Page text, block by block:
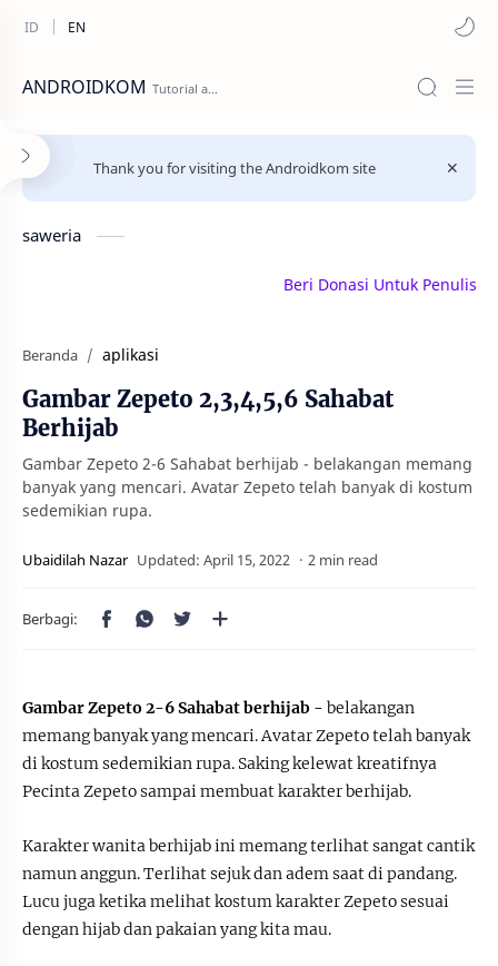
ANDROIDKOM
Thank you for visiting the Androidkom site
saweria
Beri Donasi Untuk Penulis |
Beranda aplikasi
Gambar Zepeto 2,3,4,5,6 Sahabat
Berhijab
Gambar Zepeto 2-6 Sahabat berhijab - belakangan memang
banyak yang mencari. Avatar Zepeto telah banyak di kostum
sedemikian rupa.
2 min read
Gambar Zepeto 2-6 Sahabat berhijab - belakangan
memang banyak yang mencari. Avatar Zepeto telah banyak
di kostum sedemikian rupa. Saking kelewat kreatifnya
Pecinta Zepeto sampai membuat karakter berhijab.
Karakter wanita berhijab ini memang terlihat sangat cantik
namun anggun. Terlihat sejuk dan adem saat di pandang.
Lucu juga ketika melihat kostum karakter Zepeto sesuai
dengan hijab dan pakaian yang kita mau.